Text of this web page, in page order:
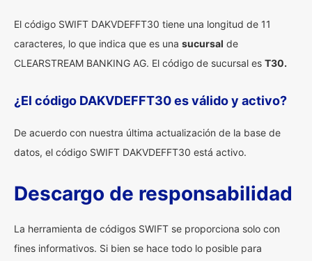
El código SWIFT DAKVDEFFT30 tiene una longitud de 11
caracteres, lo que indica que es una sucursal de
CLEARSTREAM BANKING AG. El código de sucursal es T30.
¿El código DAKVDEFFT30 es válido y activo?
De acuerdo con nuestra última actualización de la base de
datos, el código SWIFT DAKVDEFFT30 está activo.
Descargo de responsabilidad
La herramienta de códigos SWIFT se proporciona solo con
fines informativos. Si bien se hace todo lo posible para